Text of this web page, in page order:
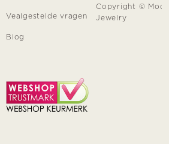
Vealgestelde vragen
Blog
Copyright ©
Jewelry